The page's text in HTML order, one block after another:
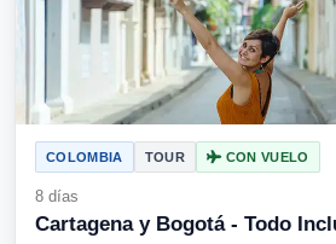
COLOMBIA TOUR CON VUELO
8 días
Cartagena y Bogotá - Todo